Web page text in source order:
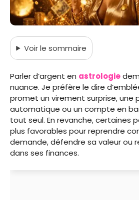
Voirle sommaire
Parler d’argent en astrologie
nuance. Je préfère le dire
promet un virement surprise, une
automatique ou un compte en
tout seul. En revanche, certaines
plus favorables pour reprendre
demande, défendre sa valeur ou
dans ses finances.